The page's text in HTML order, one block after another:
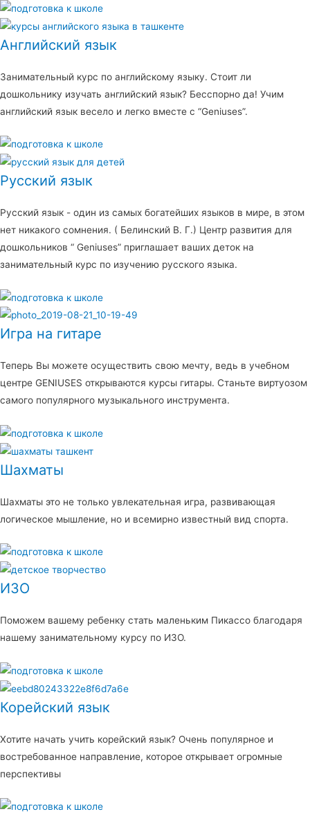
Английский язык
Занимательный курс по английскому языку. Стоит ли
дошкольнику изучать английский язык? Бесспорно да! Учим
английский язык весело и легко вместе с “Geniuses”.
Русский язык
Русский язык - один из самых богатейших языков в мире, в этом
нет никакого сомнения. ( Белинский В. Г.) Центр развития для
дошкольников “ Geniuses” приглашает ваших деток на
занимательный курс по изучению русского языка.
Игра на гитаре
Теперь Вы можете осуществить свою мечту, ведь в учебном
центре GENIUSES открываются курсы гитары. Станьте виртуозом
самого популярного музыкального инструмента.
Шахматы
Шахматы это не только увлекательная игра, развивающая
логическое мышление, но и всемирно известный вид спорта.
ИЗО
Поможем вашему ребенку стать маленьким Пикассо благодаря
нашему занимательному курсу по ИЗО.
Корейский язык
Хотите начать учить корейский язык? Очень популярное и
востребованное направление, которое открывает огромные
перспективы